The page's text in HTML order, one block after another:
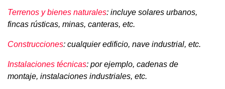
Terrenos y bienes naturales: incluye solares urbanos,
fincas rústicas, minas, canteras, etc.
Construcciones: cualquier edificio, nave industrial, etc.
Instalaciones técnicas: por ejemplo, cadenas de
montaje, instalaciones industriales, etc.